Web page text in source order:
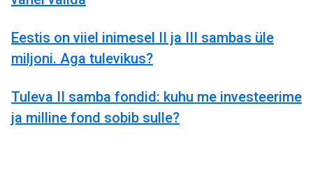
Eestis on viiel inimesel II ja III sambas üle
miljoni. Aga tulevikus?
Tuleva II samba fondid: kuhu me investeerime
ja milline fond sobib sulle?